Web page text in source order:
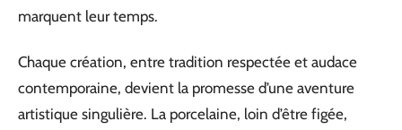
marquent leur temps.
Chaque création, entre tradition respectée et audace
contemporaine, devient la promesse d’une aventure
artistique singulière. La porcelaine, loin d’être figée,